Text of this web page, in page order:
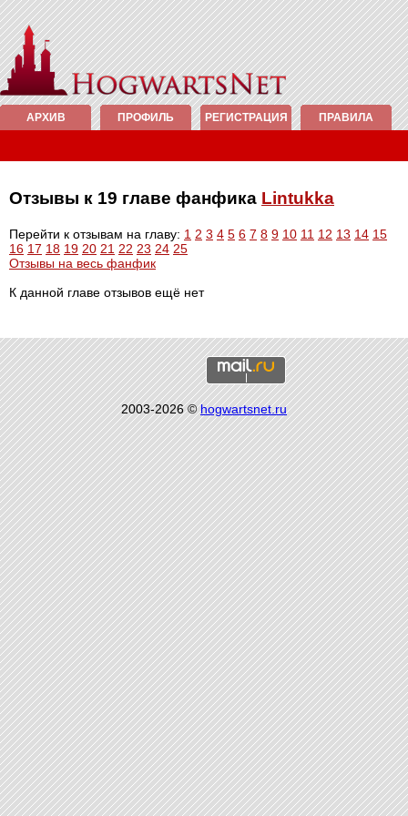
АРХИВ ПРОФИЛЬ РЕГИСТРАЦИЯ ПРАВИЛА
Отзывы к 19 главе фанфика Lintukka
Перейти к отзывам на главу: 1 2 3 4 5 6 7 8 9 10 11 12 13 14 15
16 17 18 19 20 21 22 23 24 25
Отзывы на весь фанфик
К данной главе отзывов ещё нет
2003-2026 ©hogwartsnet.ru